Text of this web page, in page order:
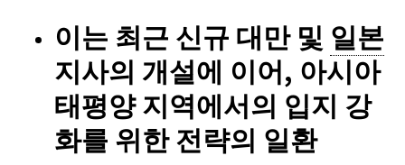
이는 최근 신규 대만 및 일본
지사의 개설에 이어, 아시아
태평양 지역에서의 입지 강
화를 위한 전략의 일환